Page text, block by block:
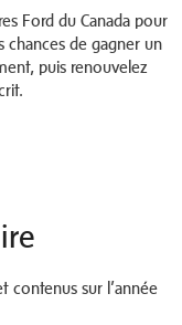
Ford du Canada pour
chances de gagner un
puis renouvelez
contenus sur l’année